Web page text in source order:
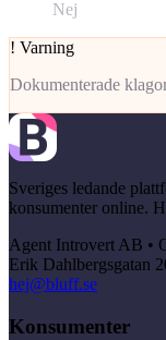
Nej
! Varning
Dokumenterade
Sveriges ledande
konsumenter online.
Agent Introvert AB •
Erik Dahlbergsgatan
hej@bluff.se
Konsumenter